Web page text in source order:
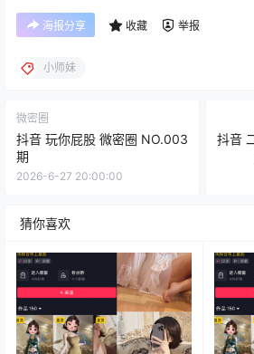
海报分享 收藏 举报
小师妹
微密圈
抖音 玩你屁股 微密圈 NO.003
期
2026-6-27 20:00:00
抖音
猜你喜欢